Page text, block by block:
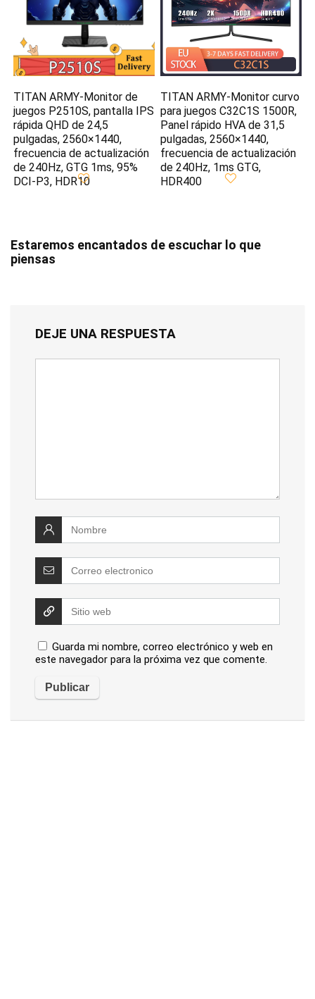
TITAN ARMY-Monitor de
juegos P2510S, pantalla IPS
rápida QHD de 24,5
pulgadas, 2560×1440,
frecuencia de actualización
de 240Hz, GTG 1ms, 95%
DCI-P3, HDR10
TITAN ARMY-Monitor curvo
para juegos C32C1S 1500R,
Panel rápido HVA de 31,5
pulgadas, 2560×1440,
frecuencia de actualización
de 240Hz, 1ms GTG,
HDR400
Estaremos encantados de escuchar lo que
piensas
DEJE UNA RESPUESTA
Guarda mi nombre, correo electrónico y web en
este navegador para la próxima vez que comente.